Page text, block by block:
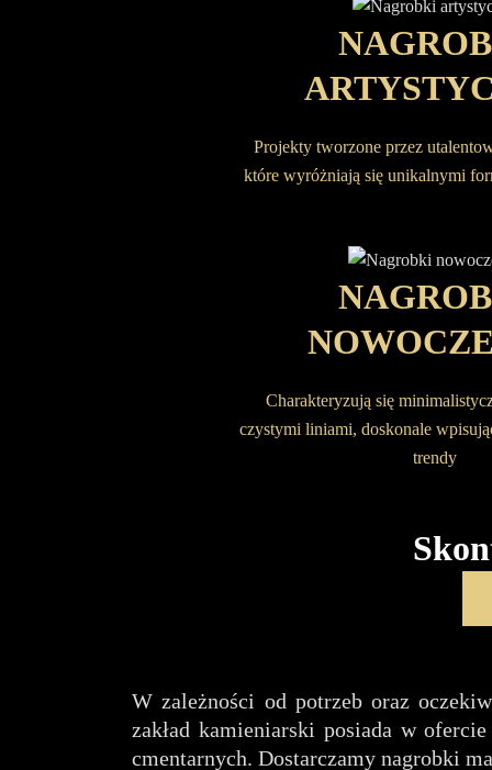
Projekty tworzone przez
które wyróżniają się unikalnymi
Charakteryzują się
czystymi liniami, doskonale
trendy
W zależności od potrzeb oraz
zakład kamieniarski posiada w
cmentarnych. Dostarczamy nagrobki